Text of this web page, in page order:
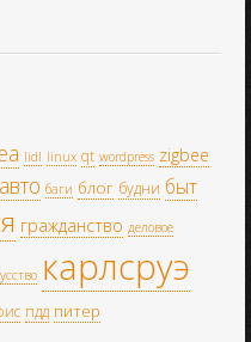
lidl linux qt wordpress zigbee
авто баги блог будни быт
гражданство деловое
карлсруэ
пдд питер